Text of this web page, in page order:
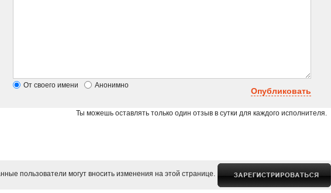
От своего имени Анонимно
Опубликовать
Ты можешь оставлять только один отзыв в сутки для каждого исполнителя.
пользователи могут вносить изменения на этой странице.